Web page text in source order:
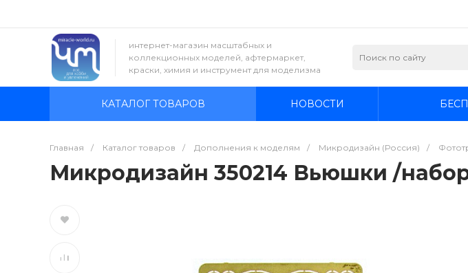
интернет-магазин масштабных и
коллекционных моделей, афтермаркет,
краски, химия и инструмент для моделизма
КАТАЛОГ ТОВАРОВ НОВОСТИ
Главная / Каталог товаров / Дополнения к моделям / Микродизайн (Россия) /
Микродизайн 350214 Вьюшки /